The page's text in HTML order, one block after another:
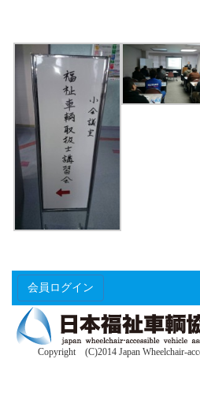
会員ログイン
Copyright (C)2014 Japan Wheelchair-